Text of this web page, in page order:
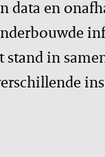
data en
in